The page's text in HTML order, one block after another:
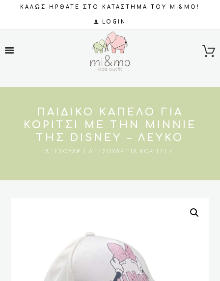
ΚΑΛΩΣ ΗΡΘΑΤΕ ΣΤΟ ΚΑΤΑΣΤΗΜΑ ΤΟΥ MI&MO!
LOGIN
ΠΑΙΔΙΚΌ ΚΑΠΈΛΟ ΓΙΑ
ΚΟΡΊΤΣΙ ΜΕ ΤΗΝ MINNIE
ΤΗΣ DISNEY – ΛΕΥΚΌ
ΑΞΕΣΟΥΆΡ ΑΞΕΣΟΥΆΡ ΓΙΑ ΚΟΡΊΤΣΙ